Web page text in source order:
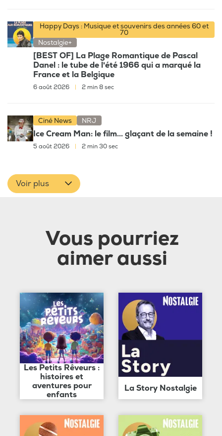
Happy Days : Musique et souvenirs des années 60 et
70
Nostalgie+
[BEST OF] La Plage Romantique de Pascal
Danel : le tube de l'été 1966 qui a marqué la
France et la Belgique
6 août 2026 2 min 8 sec
Ciné News NRJ
Ice Cream Man: le film... glaçant de la semaine !
5 août 2026 2 min 30 sec
Voir plus
Vous pourriez
aimer aussi
Les Petits Rêveurs :
histoires et
aventures pour
enfants
La Story Nostalgie